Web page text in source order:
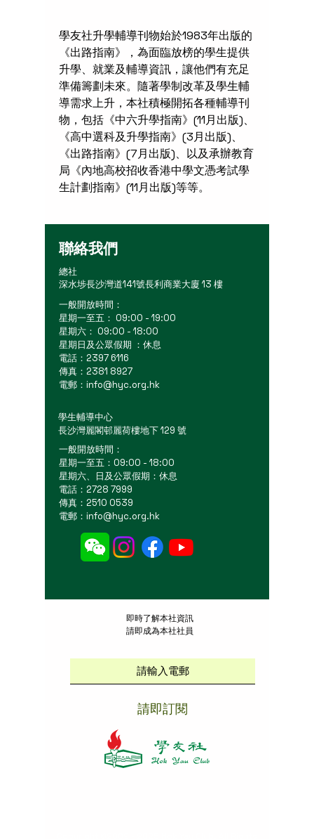
學友社升學輔導刊物始於1983年出版的
《出路指南》，為面臨放榜的學生提供
升學、就業及輔導資訊，讓他們有充足
準備籌劃未來。隨著學制改革及學生輔
導需求上升，本社積極開拓各種輔導刊
物，包括《中六升學指南》(11月出版)、
《高中選科及升學指南》(3月出版)、
《出路指南》(7月出版)、以及承辦教育
局《內地高校招收香港中學文憑考試學
生計劃指南》(11月出版)等等。
聯絡我們
總社
深水埗長沙灣道141號長利商業大廈 13 樓
一般開放時間：
星期一至五： 09:00 - 19:00
星期六： 09:00 - 18:00
星期日及公眾假期 ：休息
電話：2397 6116
傳真：2381 8927
電郵： info@hyc.org.hk
學生輔導中心
長沙灣麗閣邨麗荷樓地下 129 號
一般開放時間：
星期一至五：09:00 - 18:00
星期六、日及公眾假期：休息
電話：2728 7999
傳真：2510 0539
電郵： info@hyc.org.hk
​即時了解本社資訊
請即成為本社社員
請即訂閱